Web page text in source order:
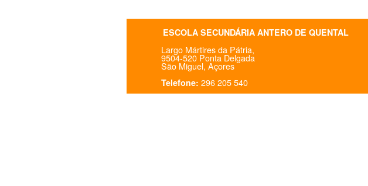
ESCOLA SECUNDÁRIA ANTERO DE QUENTAL
Largo Mártires da Pátria,
9504-520 Ponta Delgada
São Miguel, Açores
Telefone: 296 205 540